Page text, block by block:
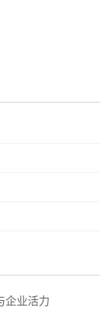
企业活力